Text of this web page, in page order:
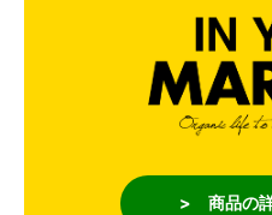
> 商品の